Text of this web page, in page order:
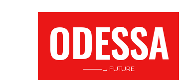
ODESSA
———→ FUTURE